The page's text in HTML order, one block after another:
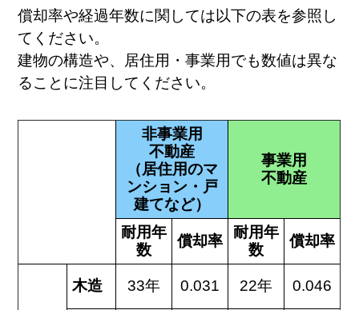
償却率や経過年数に関しては以下の表を参照し
てください。
建物の構造や、居住用・事業用でも数値は異な
ることに注目してください。
非事業用
不動産
（居住用のマ
ンション・戸
建てなど）
事業用
不動産
耐用年
数
償却率
耐用年
数
償却率
木造 33年 0.031 22年 0.046